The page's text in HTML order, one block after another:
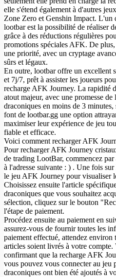
elle s'étend également à d'autres
Zone Zero et Genshin Impact. L'un
lootbar est la possibilité de réaliser
grâce à des réductions régulières
promotions spéciales AFK. De plus,
une priorité, avec un cryptage
sûrs et légaux.
En outre, lootbar offre un excellent
et 7j/7, prêt à assister les joueurs
recharge AFK Journey. La rapidité
atout majeur, avec une promesse
draconiques en moins de 3 minutes,
font de lootbar.gg une option
maximiser leur expérience de jeu
fiable et efficace.
Voici comment recharger AFK
Pour recharger AFK Journey
de trading LootBar, commencez
à l'adresse suivante : ) . Une fois
le jeu AFK Journey pour visualiser
Choisissez ensuite l'article
draconiques que vous souhaitez
sélection, cliquez sur le bouton
l'étape de paiement.
Procédez ensuite au paiement en
assurez-vous de fournir toutes les
paiement effectué, attendez environ
articles soient livrés à votre
confirmant que la recharge AFK
vous pouvez vous connecter au jeu
draconiques ont bien été ajoutés à